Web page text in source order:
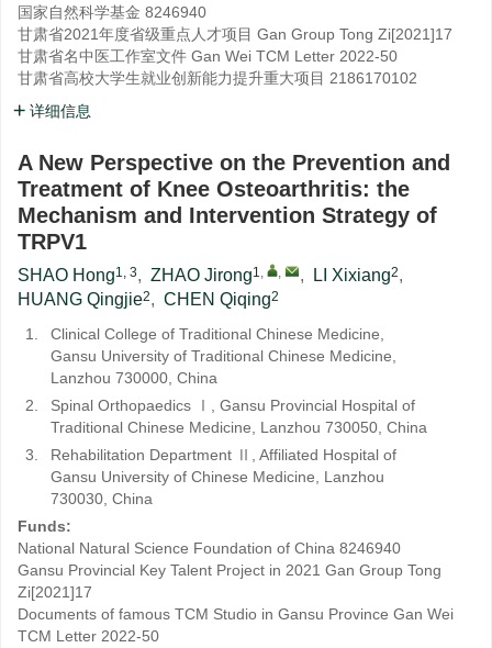
国家自然科学基金 8246940
甘肃省2021年度省级重点人才项目 Gan Group Tong Zi[2021]17
甘肃省名中医工作室文件 Gan Wei TCM Letter 2022-50
甘肃省高校大学生就业创新能力提升重大项目 2186170102
详细信息
A New Perspective on the Prevention and
Treatment of Knee Osteoarthritis: the
Mechanism and Intervention Strategy of
TRPV1
SHAO Hong1, 3, ZHAO Jirong1, , , LI Xixiang2,
HUANG Qingjie2, CHEN Qiqing2
1.
Clinical College of Traditional Chinese Medicine,
Gansu University of Traditional Chinese Medicine,
Lanzhou 730000, China
2.
Spinal Orthopaedics Ⅰ, Gansu Provincial Hospital of
Traditional Chinese Medicine, Lanzhou 730050, China
3.
Rehabilitation Department Ⅱ, Affiliated Hospital of
Gansu University of Chinese Medicine, Lanzhou
730030, China
Funds:
National Natural Science Foundation of China 8246940
Gansu Provincial Key Talent Project in 2021 Gan Group Tong
Zi[2021]17
Documents of famous TCM Studio in Gansu Province Gan Wei
TCM Letter 2022-50